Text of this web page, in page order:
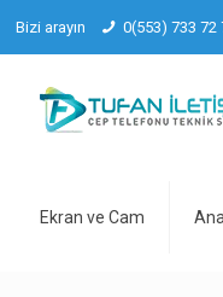
Bizi arayın 0(553) 733 72
Ekran ve Cam